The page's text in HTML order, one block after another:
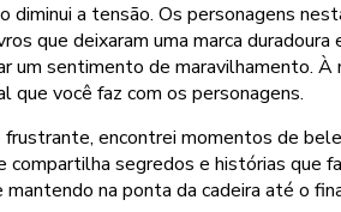
a tensão. Os personagens
que deixaram uma marca
sentimento de maravilhamento.
que você faz com os personagens.
encontrei momentos de
segredos e histórias que
mantendo na ponta da cadeira até o